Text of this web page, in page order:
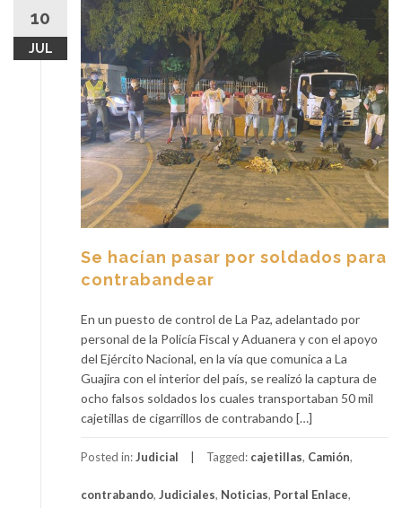
10
JUL
Se hacían pasar por soldados para
contrabandear
En un puesto de control de La Paz, adelantado por
personal de la Policía Fiscal y Aduanera y con el apoyo
del Ejército Nacional, en la vía que comunica a La
Guajira con el interior del país, se realizó la captura de
ocho falsos soldados los cuales transportaban 50 mil
cajetillas de cigarrillos de contrabando […]
Posted in:Judicial Tagged: cajetillas, Camión,
contrabando, Judiciales, Noticias, Portal Enlace,